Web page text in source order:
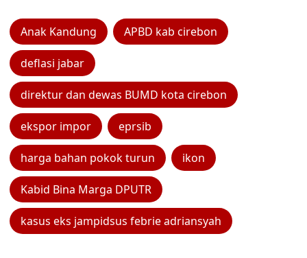
Anak Kandung APBD kab cirebon
deflasi jabar
direktur dan dewas BUMD kota cirebon
ekspor impor eprsib
harga bahan pokok turun ikon
Kabid Bina Marga DPUTR
kasus eks jampidsus febrie adriansyah